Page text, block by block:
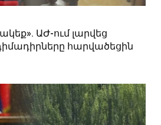
ԱԺ-ում լարվեց
հարվածեցին